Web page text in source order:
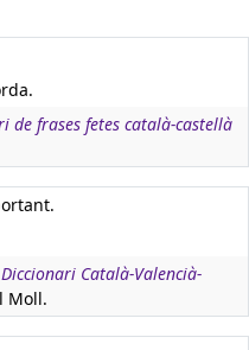
de frases fetes català-castellà
Diccionari Català-Valencià-
Moll.